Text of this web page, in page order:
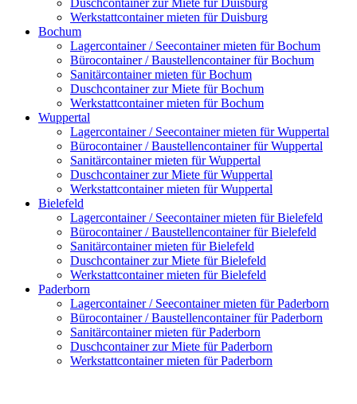
Werkstattcontainer mieten für Duisburg
Bochum
Lagercontainer / Seecontainer mieten für Bochum
Bürocontainer / Baustellencontainer für Bochum
Sanitärcontainer mieten für Bochum
Duschcontainer zur Miete für Bochum
Werkstattcontainer mieten für Bochum
Wuppertal
Lagercontainer / Seecontainer mieten für Wuppertal
Bürocontainer / Baustellencontainer für Wuppertal
Sanitärcontainer mieten für Wuppertal
Duschcontainer zur Miete für Wuppertal
Werkstattcontainer mieten für Wuppertal
Bielefeld
Lagercontainer / Seecontainer mieten für Bielefeld
Bürocontainer / Baustellencontainer für Bielefeld
Sanitärcontainer mieten für Bielefeld
Duschcontainer zur Miete für Bielefeld
Werkstattcontainer mieten für Bielefeld
Paderborn
Lagercontainer / Seecontainer mieten für Paderborn
Bürocontainer / Baustellencontainer für Paderborn
Sanitärcontainer mieten für Paderborn
Duschcontainer zur Miete für Paderborn
Werkstattcontainer mieten für Paderborn